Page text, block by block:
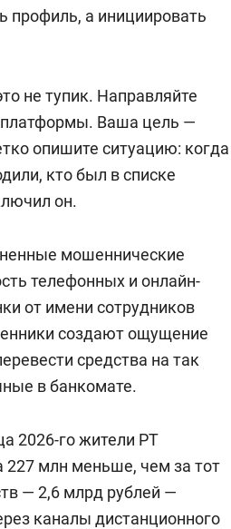
профиль, а инициировать
не тупик. Направляйте
Ваша цель —
опишите ситуацию: когда
кто был в списке
он.
мошеннические
телефонных и онлайн-
от имени сотрудников
создают ощущение
средства на так
в банкомате.
2026-го жители РТ
млн меньше, чем за тот
— 2,6 млрд рублей —
каналы дистанционного